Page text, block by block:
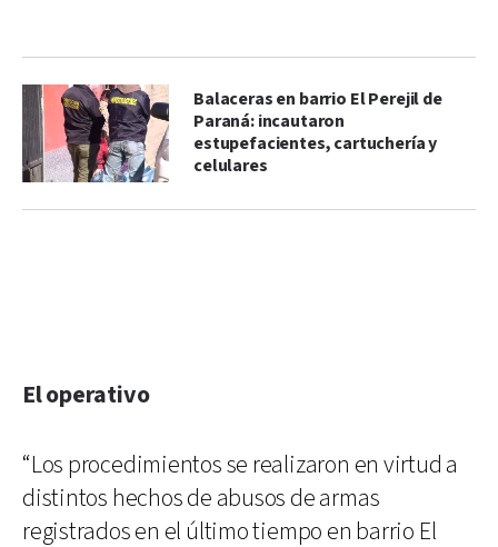
Balaceras en barrio El Perejil de
Paraná: incautaron
estupefacientes, cartuchería y
celulares
El operativo
“Los procedimientos se realizaron en virtud a
distintos hechos de abusos de armas
registrados en el último tiempo en barrio El